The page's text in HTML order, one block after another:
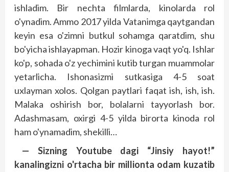
ishladim. Bir nechta filmlarda, kinolarda rol
o'ynadim. Ammo 2017 yilda Vatanimga qaytgandan
keyin esa o'zimni butkul sohamga qaratdim, shu
bo'yicha ishlayapman. Hozir kinoga vaqt yo'q. Ishlar
ko'p, sohada o'z yechimini kutib turgan muammolar
yetarlicha. Ishonasizmi sutkasiga 4-5 soat
uxlayman xolos. Qolgan paytlari faqat ish, ish, ish.
Malaka oshirish bor, bolalarni tayyorlash bor.
Adashmasam, oxirgi 4-5 yilda birorta kinoda rol
ham o'ynamadim, shekilli…
— Sizning Youtube dagi “Jinsiy hayot!”
kanalingizni o'rtacha bir millionta odam kuzatib